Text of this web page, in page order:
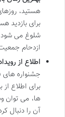
هستید،
برای بازدید
شلوغ می
ازدحام
اطلاع از
جشنواره
برای اطلاع
ها، می توان
آن را دنبال